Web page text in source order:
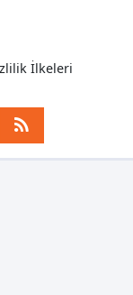
İlkeleri